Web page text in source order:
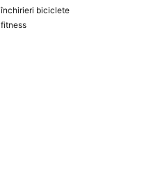
închirieri biciclete
fitness